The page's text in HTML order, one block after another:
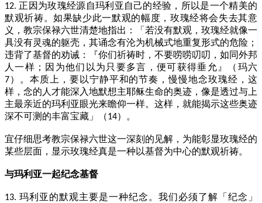
12. 正因为玫瑰经源自玛利亚自己的经验，所以是一个精美的
默观祈祷。如果缺少此一默观的幅度，玫瑰经将会失去其意
义，教宗保禄六世清楚地指出：「若没有默观，玫瑰经就像一
具没有灵魂的躯壳，其诵念有沦为机械式地重复形式的危险；
违背了基督的劝诫：『你们祈祷时，不要唠唠叨叨，如同外邦
人一样；因为他们以为只要多言，便可获得垂允』（玛六
7）。本质上，要以宁静平和的节奏，慢慢地念玫瑰经，这
样，念的人才能深入地默想主耶稣生命的奥迹，像是透过与上
主最亲近的玛利亚眼光来瞻仰一样。这样，就能揭示这些奥迹
深不可测的丰富宝藏」（14）。
宜仔细思考教宗保禄六世这一深刻的见解，为能彰显玫瑰经的
某些层面，显示玫瑰经真是一种以基督为中心的默观祈祷。
与玛利亚一起纪念基督
13. 玛利亚的默观主要是一种纪念。我们必须了解「纪念」